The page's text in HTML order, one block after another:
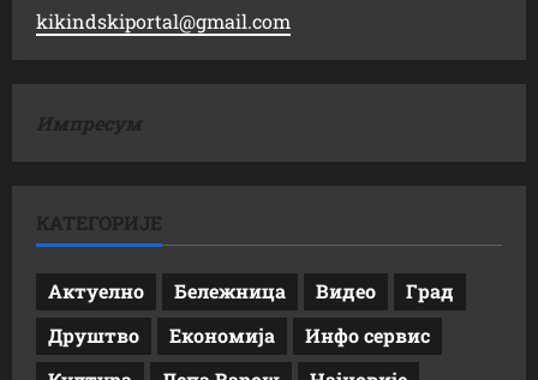
kikindskiportal@gmail.com
Импресум
КАТЕГОРИЈЕ
Актуелно Бележница Видео
Град
Друштво
Економија
Инфо сервис